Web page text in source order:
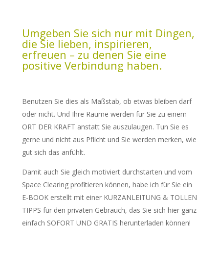
Umgeben Sie sich nur mit Dingen,
die Sie lieben, inspirieren,
erfreuen – zu denen Sie eine
positive Verbindung haben.
Benutzen Sie dies als Maßstab, ob etwas bleiben darf
oder nicht. Und Ihre Räume werden für Sie zu einem
ORT DER KRAFT anstatt Sie auszulaugen. Tun Sie es
gerne und nicht aus Pflicht und Sie werden merken, wie
gut sich das anfühlt.
Damit auch Sie gleich motiviert durchstarten und vom
Space Clearing profitieren können, habe ich für Sie ein
E-BOOK erstellt mit einer KURZANLEITUNG & TOLLEN
TIPPS für den privaten Gebrauch, das Sie sich hier ganz
einfach SOFORT UND GRATIS herunterladen können!